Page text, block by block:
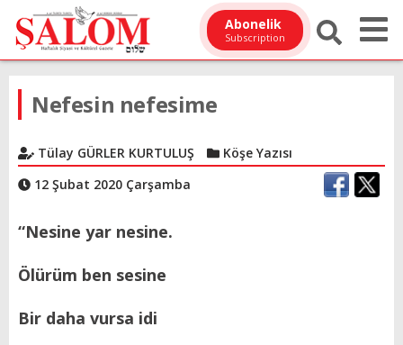
Abonelik
Subscription
Nefesin nefesime
Tülay GÜRLER KURTULUŞ
Köşe Yazısı
12 Şubat 2020 Çarşamba
“Nesine yar nesine.
Ölürüm ben sesine
Bir daha vursa idi